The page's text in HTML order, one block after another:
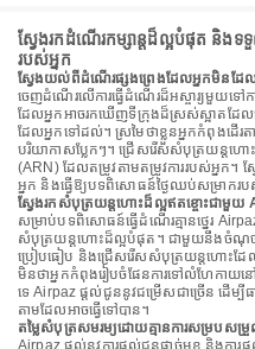
ស្វែងរកដំណើរកម្សាន្តដ៏ល្អបំផុត និង
របស់អ្នក
ស្វែងយល់ពីដំណើរផ្សងព្រេងដែលអ្នកមិនដែល
ចេញដំណើរលើការធ្វើដំណើរដ៏អស្ចារ្យមួយទ
ដែលអ្នកអាចរកឃើញទីក្រុងដ៏ស្រស់ស្អាតដែល
ដែលអ្នកទៅដល់។ ស្រមៃថាខ្លួនអ្នកកំពុងដើរ
បរិយាកាសប្លែកៗ។ ជ្រើសរើសសំបុត្រយន្តហ
(ARN) ដែលតម្រូវតាមតម្រូវការរបស់អ្នក
អ្នក និងធ្វើឱ្យបទពិសោធន៍ថ្ងៃឈប់សម្រាករប
ស្វែងរកសំបុត្រយន្តហោះដ៏ល្អឥតខ្ចោះជាមួយ
សម្រាប់បទពិសោធន៍ធ្វើដំណើរគ្មានថ្នេរ
សំបុត្រយន្តហោះដ៏ល្អបំផុត។ ជាមួយនឹងចំណុច
ប្រៀបធៀប និងជ្រើសរើសសំបុត្រយន្តហោះដ
មិនថាអ្នកកំពុងរៀបចំផែនការទៅលំហែកាយ
ទេ Airpaz ផ្តល់ជូននូវជម្រើសជាច្រើន ដើម្បី
តាមដែលអាចធ្វើទៅបាន។
តម្លៃសំបុត្រសមរម្យដោយគ្មានការសម្របសម្
Airpaz ផ្តល់នូវការផ្តល់ជូនផ្តាច់មុខ និងក